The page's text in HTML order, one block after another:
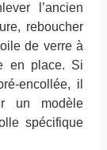
l’ancien
reboucher
de verre à
en place. Si
encollée, il
un modèle
spécifique